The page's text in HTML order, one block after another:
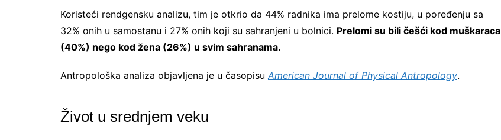
Koristeći rendgensku analizu, tim je otkrio da 44% radnika ima prelome kostiju, u poređenju sa
32% onih u samostanu i 27% onih koji su sahranjeni u bolnici. Prelomi su bili češći kod muškaraca
(40%) nego kod žena (26%) u svim sahranama.
Antropološka analiza objavljena je u časopisu American Journal of Physical Antropology.
Život u srednjem veku